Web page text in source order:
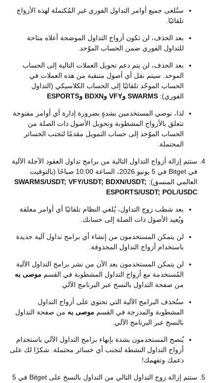
ستُلغى جميع أوامر التداول الفوري غير المُكتملة لهذه الأزواج
تلقائيًا.
بعد الحذف، لن تكون أزواج التداول الموضحة أعلاه متاحة
للتداول الفوري ضمن الحساب الموّحد.
بعد الحذف، لن يتم دعم تحويل العملات التالية إلى الحساب
الموحد. سيتم نقل أي أصول متبقية من هذه العملات في
الحساب الموحّد تلقائيًا إلى الحساب الكلاسيكي (التداول
الفوري): SWARMS وVFY وBDXN وESPORTS
لذا، نوصي المستخدمين بشدةٍ بضرورة إدارة أي أوامر مفتوحة
تتعلق بالأزواج المشطوبة وتحويل الأصول ذات الصلة من
الحساب الموّحد إلى حساب التمويل مقدمًا لتجنب الخسائر
المحتملة.
ستتم إزالة أزواج التداول التالية من برامج تداول العقود الآجلة الآلية
في Bitget في 5 يونيو 2026، الساعة 10:00 صباحًا (بالتوقيت
العالمي المنسق): SWARMS/USDT; VFY/USDT; BDXN/USDT;
ESPORTS/USDT; POL/USDC
بعد شطب زوج التداول، يُلغي النظام تلقائيًا أي أوامر معلقة
ويُعيد الأصول ذات الصلة إلى حسابك.
لن يتمكن المستخدمون من إنشاء أي برامج تداول آلية جديدة
باستخدام أزواج التداول المحذوفة.
لن يتمكن المستخدمون بعد الآن من نشر برامج التداول الآلية
المُستخدمة مع أزواج التداول المشطوبة في القسم موصى به
من صفحة التداول بالنسخ عبر البرنامج الآلي.
ستُحذف البرامج الآلية التي تحتوي على أزواج التداول
المشطوبة والمدرجة في القسم موصى به من صفحة التداول
بالنسخ عبر البرنامج الآلي.
يُنصح المستخدمون بشدة بإنهاء برامج التداول الآلي باستخدام
أزواج التداول النشطة لتجنب أي خسائر محتملة. شكرًا لك على
دعمك وتفهمك!
ستتم إزالة زوج التداول التالي من التداول بالنسخ على Bitget في 5